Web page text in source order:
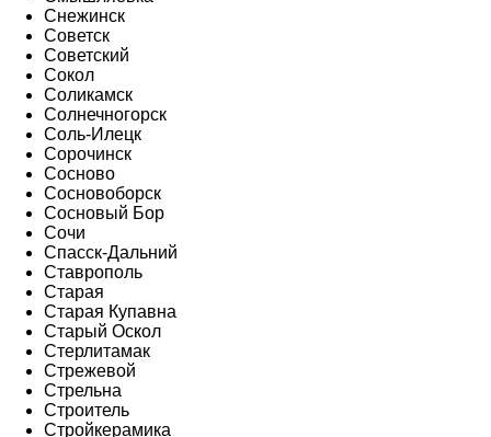
Снежинск
Советск
Советский
Сокол
Соликамск
Солнечногорск
Соль-Илецк
Сорочинск
Сосново
Сосновоборск
Сосновый Бор
Сочи
Спасск-Дальний
Ставрополь
Старая
Старая Купавна
Старый Оскол
Стерлитамак
Стрежевой
Стрельна
Строитель
Стройкерамика